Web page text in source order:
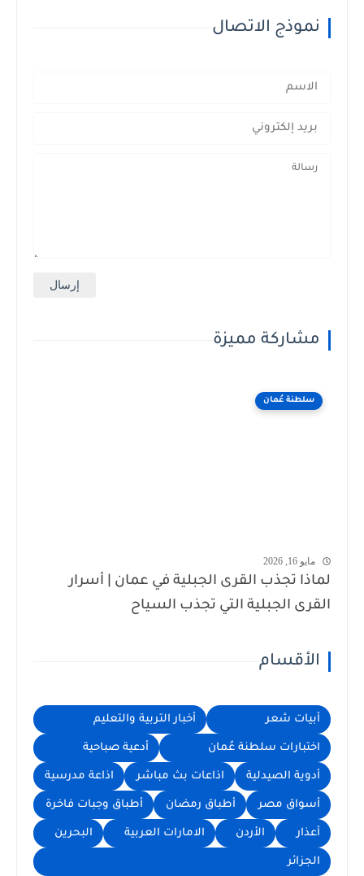
نموذج الاتصال
مشاركة مميزة
سلطنة عُمان
مايو 16, 2026
لماذا تجذب القرى الجبلية في عمان | أسرار
القرى الجبلية التي تجذب السياح
الأقسام
أبيات شعر أخبار التربية والتعليم
اختبارات سلطنة عُمان أدعية صباحية
أدوية الصيدلية اذاعات بث مباشر اذاعة مدرسية
أسواق مصر أطباق رمضان أطباق وجبات فاخرة
أعذار الأردن الامارات العربية البحرين
الجزائر